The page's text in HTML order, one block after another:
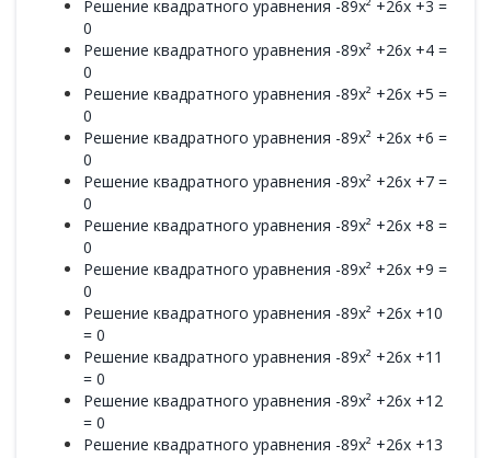
Решение квадратного уравнения -89x² +26x +3 =
0
Решение квадратного уравнения -89x² +26x +4 =
0
Решение квадратного уравнения -89x² +26x +5 =
0
Решение квадратного уравнения -89x² +26x +6 =
0
Решение квадратного уравнения -89x² +26x +7 =
0
Решение квадратного уравнения -89x² +26x +8 =
0
Решение квадратного уравнения -89x² +26x +9 =
0
Решение квадратного уравнения -89x² +26x +10
= 0
Решение квадратного уравнения -89x² +26x +11
= 0
Решение квадратного уравнения -89x² +26x +12
= 0
Решение квадратного уравнения -89x² +26x +13